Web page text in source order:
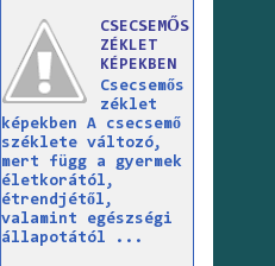
CSECSEMŐS
ZÉKLET
KÉPEKBEN
Csecsemős
zéklet
képekben A csecsemő
széklete változó,
mert függ a gyermek
életkorától,
étrendjétől,
valamint egészségi
állapotától ...